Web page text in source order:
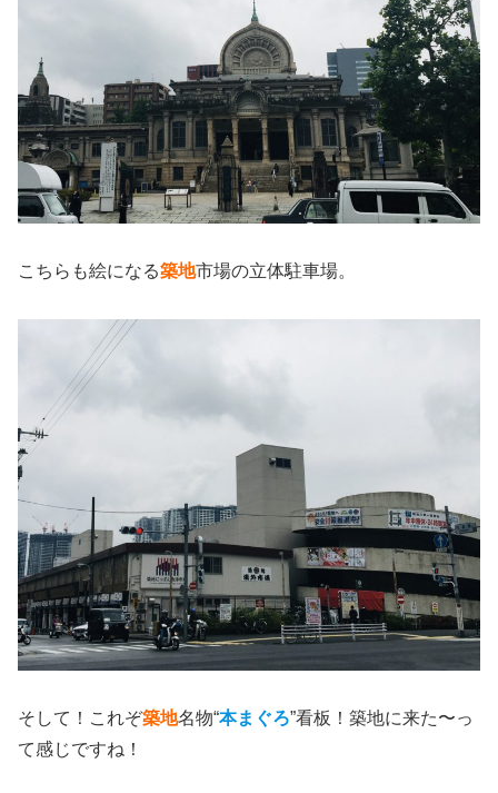
こちらも絵になる築地市場の立体駐車場。
そして！これぞ築地名物“本まぐろ”看板！築地に来た〜っ
て感じですね！